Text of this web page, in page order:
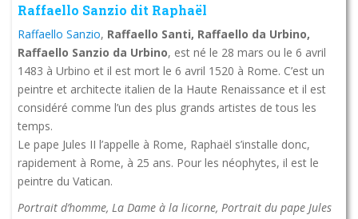
Raffaello Sanzio dit Raphaël
Raffaello Sanzio, Raffaello Santi, Raffaello da Urbino,
Raffaello Sanzio da Urbino, est né le 28 mars ou le 6 avril
1483 à Urbino et il est mort le 6 avril 1520 à Rome. C’est un
peintre et architecte italien de la Haute Renaissance et il est
considéré comme l’un des plus grands artistes de tous les
temps.
Le pape Jules II l’appelle à Rome, Raphaël s’installe donc,
rapidement à Rome, à 25 ans. Pour les néophytes, il est le
peintre du Vatican.
Portrait d’homme, La Dame à la licorne, Portrait du pape Jules